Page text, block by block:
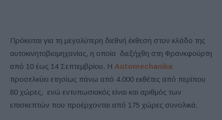
Πρόκειται για τη μεγαλύτερη διεθνή έκθεση στον κλάδο της
αυτοκινητοβιομηχανίας, η οποία διεξήχθη στη Φρανκφούρτη
από 10 έως 14 Σεπτεμβρίου. Η Automechanika
προσελκύει ετησίως πάνω από 4.000 εκθέτες από περίπου
80 χώρες, ενώ εντυπωσιακός είναι και αριθμός των
επισκεπτών που προέρχονται από 175 χώρες συνολικά.